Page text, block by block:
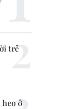
trẻ
ở